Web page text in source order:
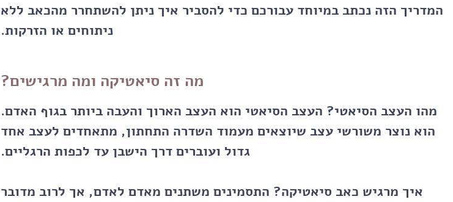
המדריך הזה נכתב במיוחד עבורכם כדי להסביר איך ניתן להשתחרר מהכאב ללא
ניתוחים או הזרקות.
מה זה סיאטיקה ומה מרגישים?
מהו העצב הסיאטי? העצב הסיאטי הוא העצב הארוך והעבה ביותר בגוף האדם.
הוא נוצר משורשי עצב שיוצאים מעמוד השדרה התחתון, מתאחדים לעצב אחד
גדול ועוברים דרך הישבן עד לכפות הרגליים.
איך מרגיש כאב סיאטיקה? התסמינים משתנים מאדם לאדם, אך לרוב מדובר